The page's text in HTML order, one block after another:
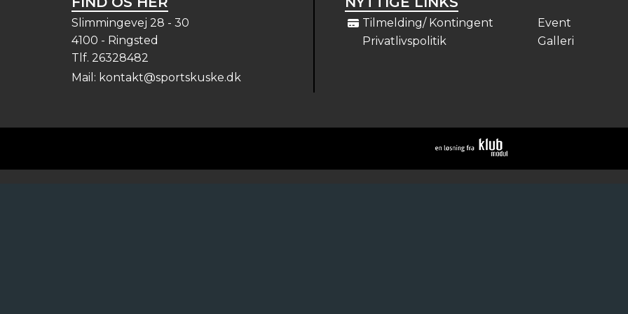
Slimmingevej 28 - 30
4100 - Ringsted
Tlf. 26328482
Mail: kontakt@sportskuske.dk
Tilmelding/ Kontingent Event
Privatlivspolitik
Galleri